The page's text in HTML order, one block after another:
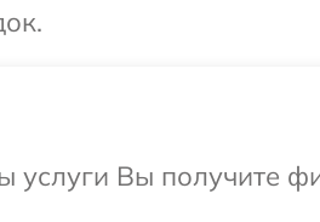
услуги Вы получите